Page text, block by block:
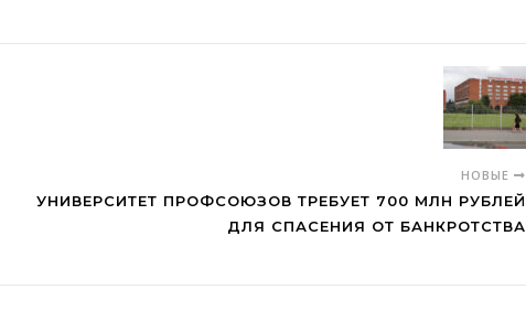
НОВЫЕ
УНИВЕРСИТЕТ ПРОФСОЮЗОВ ТРЕБУЕТ 700 МЛН РУБЛЕЙ
ДЛЯ СПАСЕНИЯ ОТ БАНКРОТСТВА